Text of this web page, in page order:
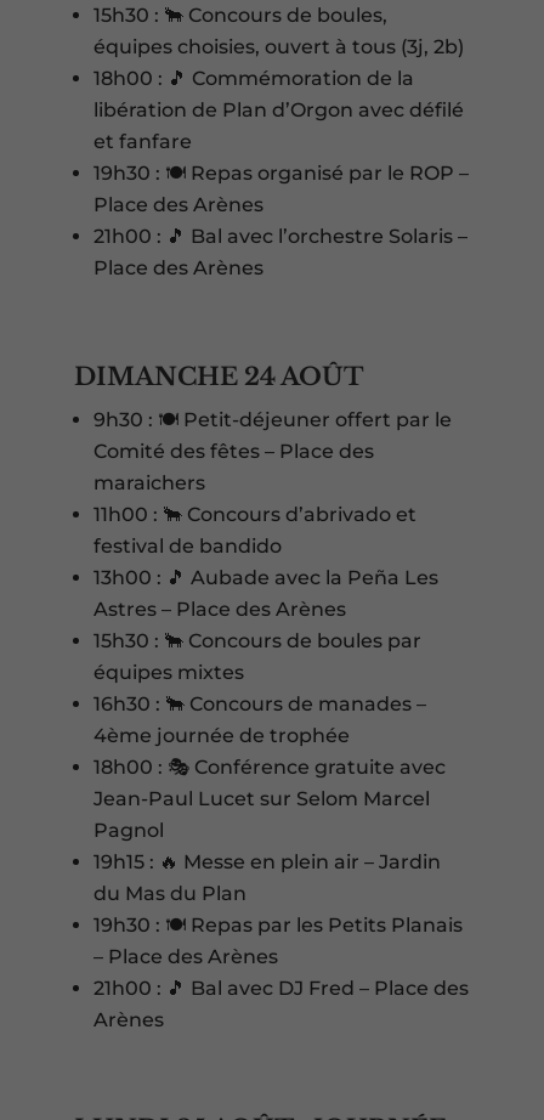
15h30 : 🐂 Concours de boules,
équipes choisies, ouvert à tous (3j, 2b)
18h00 : 🎵 Commémoration de la
libération de Plan d’Orgon avec défilé
et fanfare
19h30 : 🍽️ Repas organisé par le ROP –
Place des Arènes
21h00 : 🎵 Bal avec l’orchestre Solaris –
Place des Arènes
DIMANCHE 24 AOÛT
9h30 : 🍽️ Petit-déjeuner offert par le
Comité des fêtes – Place des
maraichers
11h00 : 🐂 Concours d’abrivado et
festival de bandido
13h00 : 🎵 Aubade avec la Peña Les
Astres – Place des Arènes
15h30 : 🐂 Concours de boules par
équipes mixtes
16h30 : 🐂 Concours de manades –
4ème journée de trophée
18h00 : 🎭 Conférence gratuite avec
Jean-Paul Lucet sur Selom Marcel
Pagnol
19h15 : 🔥 Messe en plein air – Jardin
du Mas du Plan
19h30 : 🍽️ Repas par les Petits Planais
– Place des Arènes
21h00 : 🎵 Bal avec DJ Fred – Place des
Arènes